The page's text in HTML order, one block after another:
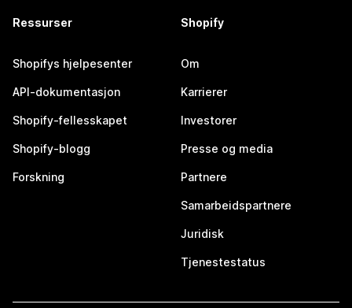
Ressurser
Shopifys hjelpesenter
API-dokumentasjon
Shopify-fellesskapet
Shopify-blogg
Forskning
Shopify
Om
Karrierer
Investorer
Presse og media
Partnere
Samarbeidspartnere
Juridisk
Tjenestestatus